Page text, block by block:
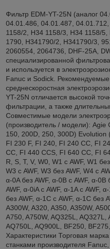
Фильтр EDM-YT-25N (аналог
04.01.486, 04.01.487,
1158/2, H34 1158/3, H34 1158/
1790, H341790/2, H341790/3,
2060554, 2064736, DHF-25A,
специализированной
и используется в
Fanuc и Sodick.
среднескоростная
YT-25N отличается высокой
фильтрации, а также
Совместимые модели
(производитель / модели): Agie
150, 200D, 250, 300D) Evolution
FI 230 F, FI 240, FI 240 CC, FI
CC, FI 440 CCS, FI 640 CC, FI
R, S, T, V, W0, W1 с AWF, W1
W3 с AWF, W3 без AWF, W4 с
α-0A без AWF, α-0B с AWF, α-0B
AWF, α-0iA с AWF, α-1A с AWF,
без AWF, α-1C с AWF, α-1C без
A300W, A320, A350, A350W,
A750, A750W, AQ325L, AQ327L,
AQ750L, AQ900L, BF250,
Характеристики Торговая
станками производителя